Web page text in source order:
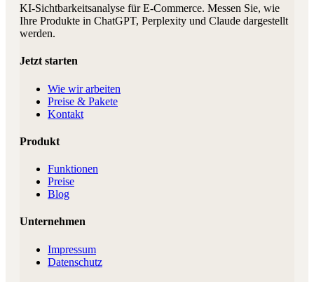
KI-Sichtbarkeitsanalyse für E-Commerce. Messen Sie, wie
Ihre Produkte in ChatGPT, Perplexity und Claude dargestellt
werden.
Jetzt starten
Wie wir arbeiten
Preise & Pakete
Kontakt
Produkt
Funktionen
Preise
Blog
Unternehmen
Impressum
Datenschutz